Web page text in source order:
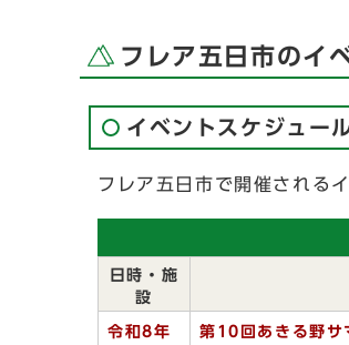
フレア五日市のイ
イベントスケジュー
フレア五日市で開催される
日時・施
設
令和8年
第10回あきる野サ